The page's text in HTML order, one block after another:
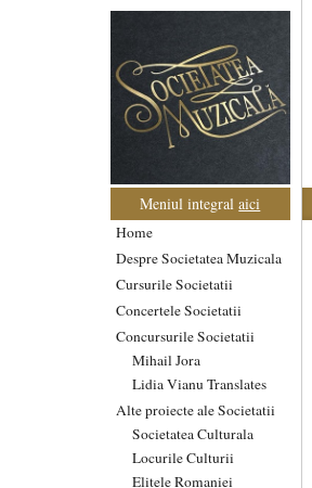
Meniul integralaici
Home
Despre Societatea Muzicala
Cursurile Societatii
Concertele Societatii
Concursurile Societatii
Mihail Jora
Lidia Vianu Translates
Alte proiecte ale Societatii
Societatea Culturala
Locurile Culturii
Elitele Romaniei